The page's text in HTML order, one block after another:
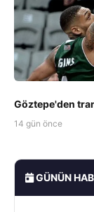
Göztepe'den
14 gün önce
GÜNÜN